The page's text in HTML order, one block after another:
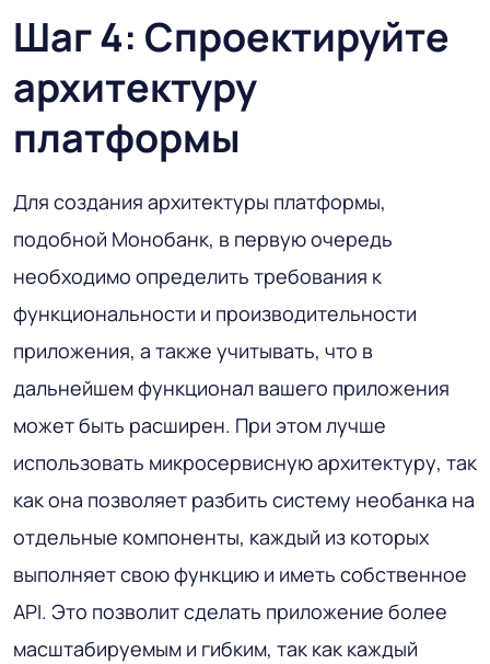
Шаг 4: Спроектируйте
архитектуру
платформы
Для создания архитектуры платформы,
подобной Монобанк, в первую очередь
необходимо определить требования к
функциональности и производительности
приложения, а также учитывать, что в
дальнейшем функционал вашего приложения
может быть расширен. При этом лучше
использовать микросервисную архитектуру, так
как она позволяет разбить систему необанка на
отдельные компоненты, каждый из которых
выполняет свою функцию и иметь собственное
API. Это позволит сделать приложение более
масштабируемым и гибким, так как каждый